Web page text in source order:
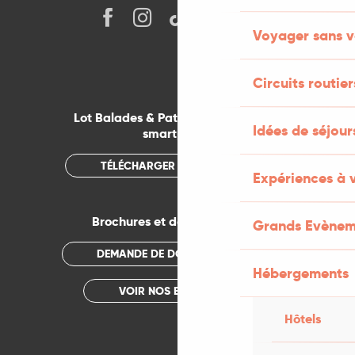
Voyager sans
Circuits
Idées de
Expériences à
Grands
Hébergements
Hôtels
Lot Balades & Patrimoines sur votre
smartphone
TÉLÉCHARGER L'APPLICATION
Brochures et documentations
DEMANDE DE DOCUMENTATION
VOIR NOS BROCHURES